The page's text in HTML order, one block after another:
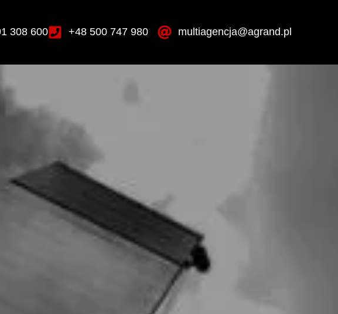
308 600 +48 500 747 980 multiagencja@agrand.pl